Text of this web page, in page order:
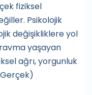
fiziksel
Psikolojik
değişikliklere yol
yaşayan
ağrı, yorgunluk